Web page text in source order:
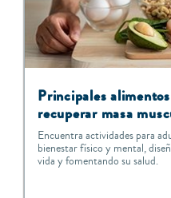
Principales
recuperar masa
Encuentra actividades para
bienestar físico y mental,
vida y fomentando su salud.